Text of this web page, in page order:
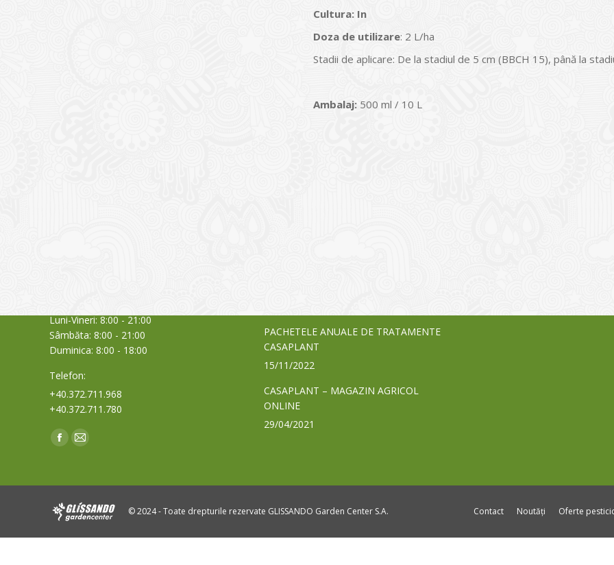
Cultura: In
Doza de utilizare: 2 L/ha
Stadii de aplicare: De la stadiul de 5 cm (BBCH 15), până la
Ambalaj: 500 ml / 10 L
Luni-Vineri: 8:00 - 21:00
Sâmbăta: 8:00 - 21:00
Duminica: 8:00 - 18:00
Telefon:
+40.372.711.968
+40.372.711.780
Find us on:
Facebook
new
Mail
new
PACHETELE ANUALE DE TRATAMENTE
CASAPLANT
15/11/2022
CASAPLANT – MAGAZIN AGRICOL
ONLINE
29/04/2021
© 2024 - Toate drepturile rezervate GLISSANDO Garden Center S.A. Contact Noutăți Oferte